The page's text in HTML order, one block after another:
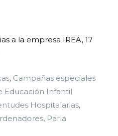
a la empresa IREA, 17
, Campañas especiales
Educación Infantil
Hospitalarias,
, Parla